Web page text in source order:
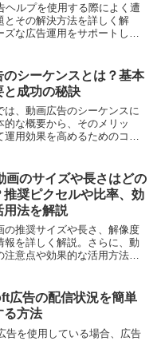
ヘルプを使用する際によく遭
とその解決方法を詳しく解
ズな広告運用をサポートしま
のシーケンスとは？基本
と成功の秘訣
は、動画広告のシーケンスに
的な概要から、そのメリッ
運用効果を高めるためのコツ
画のサイズや長さはどの
推奨ピクセルや比率、効
用法を解説
の推奨サイズや長さ、解像度
報を詳しく解説。さらに、動
注意点や効果的な活用方法を
広告の配信状況を簡単
る方法
告を使用している場合、広告